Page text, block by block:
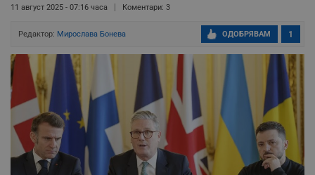
11 август 2025 - 07:16 часа Коментари: 3
Редактор: Мирослава Бонева 1
ОДОБРЯВАМ